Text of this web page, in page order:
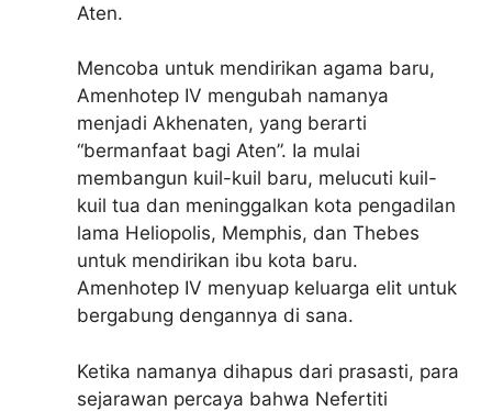
Aten.
Mencoba untuk mendirikan agama baru,
Amenhotep IV mengubah namanya
menjadi Akhenaten, yang berarti
“bermanfaat bagi Aten”. Ia mulai
membangun kuil-kuil baru, melucuti kuil-
kuil tua dan meninggalkan kota pengadilan
lama Heliopolis, Memphis, dan Thebes
untuk mendirikan ibu kota baru.
Amenhotep IV menyuap keluarga elit untuk
bergabung dengannya di sana.
Ketika namanya dihapus dari prasasti, para
sejarawan percaya bahwa Nefertiti